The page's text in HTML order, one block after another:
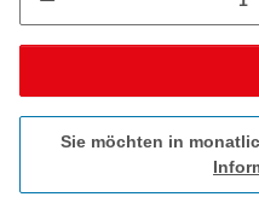
Sie möchten in